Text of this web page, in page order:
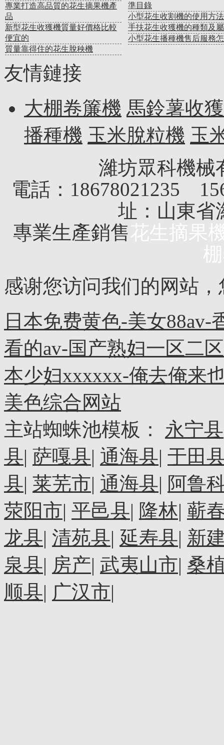
專業打造高品質的花生摘果機產
品
新型花生收獲機質量好價格比較
便宜的
質量靠得住的花生脫秧機
準目錄
小型花生收割機的使用方法
手扶花生收獲機的種類及
小型花生播種機售后服務
友情鏈接
大棚卷簾機 馬鈴薯收
播種機 玉米脫粒機 玉
濰坊眾科機
電話：18678021235
址：山東省
專業生產銷售花生摘果
感谢您访问我们的网站
日本免费黄色-美女
看的av-国产熟妇一区二
本少妇xxxxxx-俺去俺来
美色综合网站
主站蜘蛛池模板： 永宁县
县| 萨嘎县| 通海县| 于田
县| 莱芜市| 通海县| 阿鲁
荥阳市| 平邑县| 隆林| 蕲
龙县| 清苑县| 延寿县| 新
泉县| 房产| 武夷山市| 桑
顺县| 广汉市|